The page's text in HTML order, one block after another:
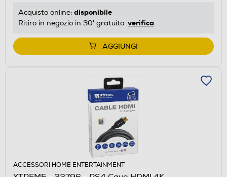
Acquisto online: disponibile
Ritiro in negozio in 30' gratuito: verifica
AGGIUNGI
ACCESSORI HOME ENTERTAINMENT